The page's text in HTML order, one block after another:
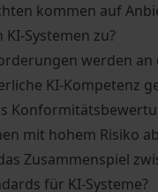
kommen auf
Systemen zu?
werden an
KI-Kompetenz
mit hohem Risiko
Zusammenspiel
für KI-Systeme?